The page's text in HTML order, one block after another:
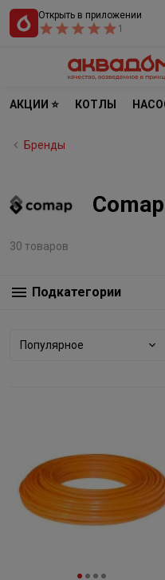
Открыть в приложении
1
АКЦИИ ⭐ КОТЛЫ
Бренды
Comap
30 товаров
Подкатегории
Популярное